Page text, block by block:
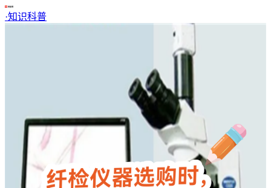
·知识科普